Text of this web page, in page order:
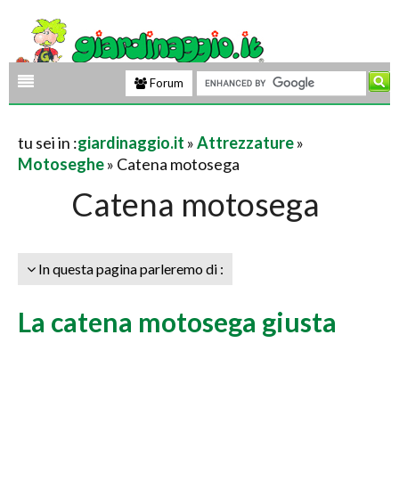
Forum
tu sei in :giardinaggio.it »Attrezzature»
Motoseghe» Catena motosega
Catena motosega
In questa pagina parleremo di :
La catena motosega giusta